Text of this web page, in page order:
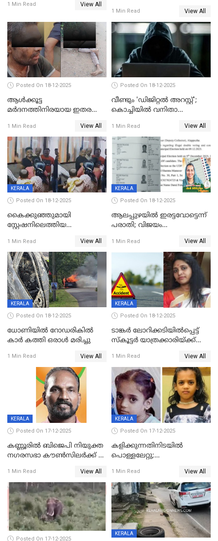
1 Min Read View All
1 Min Read View All
Posted On 18-12-2025
ആൾക്കൂട്ട
മർദനത്തിനിരയായ ഇതര
നടുക്കുന്ന സംഭവം
വാളയാറിൽ
1 Min Read View All
Posted On 18-12-2025
വീണ്ടും 'ഡിജിറ്റല്‍ അറസ്റ്റ്';
കൊച്ചിയില്‍ വനിതാ
കോടി രൂപ
1 Min Read View All
KERALA
Posted On 18-12-2025
കൈക്കുഞ്ഞുമായി
സ്റ്റേഷനിലെത്തിയ
കരണത്തടിച്ചു; CC ടിവി
ദൃശ്യങ്ങൾ പുറത്ത്
1 Min Read View All
KERALA
Posted On 18-12-2025
ആലപ്പുഴയിൽ ഇരട്ടവോട്ടെന്ന്
പരാതി; വിജയം
വാർഡിലെ എൽഡിഎഫ്
സ്ഥാനാർത്ഥി
1 Min Read View All
KERALA
Posted On 18-12-2025
ധോണിയിൽ റോഡരികിൽ
കാർ കത്തി ഒരാൾ മരിച്ചു
1 Min Read View All
KERALA
Posted On 18-12-2025
ടാങ്കർ ലോറിക്കടിയിൽപ്പെട്ട്
സ്കൂട്ടർ യാത്രക്കാരിയ്ക്ക്
കണ്ടോത്ത് ദേശീയ പാതയിൽ
1 Min Read View All
KERALA
Posted On 17-12-2025
കണ്ണൂരിൽ ബിജെപി നിയുക്ത
നഗരസഭാ കൗൺസിലർക്ക് 36
1 Min Read View All
KERALA
Posted On 17-12-2025
കളിക്കുന്നതിനിടയിൽ
പൊള്ളലേറ്റു;
ക്ലാസ് വിദ്യാർത്ഥിനി മരിച്ചു
1 Min Read View All
Posted On 17-12-2025
KERALA